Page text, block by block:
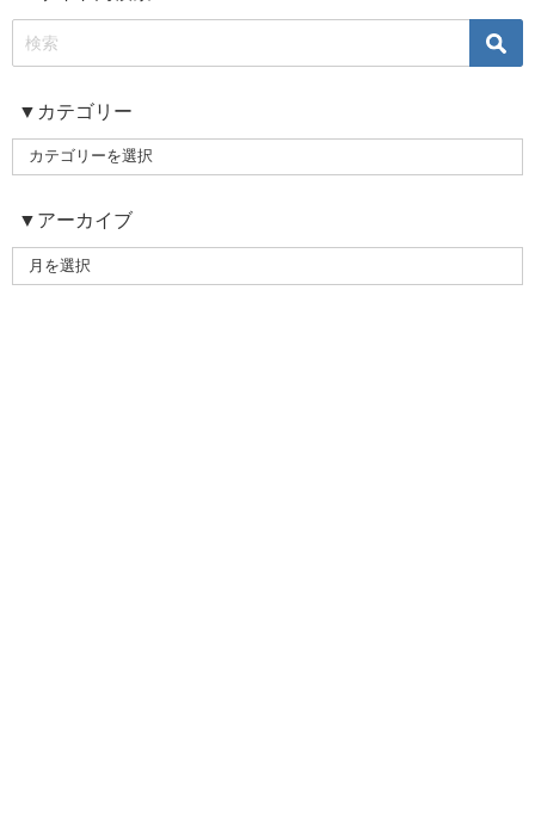
▼カテゴリー
▼アーカイブ